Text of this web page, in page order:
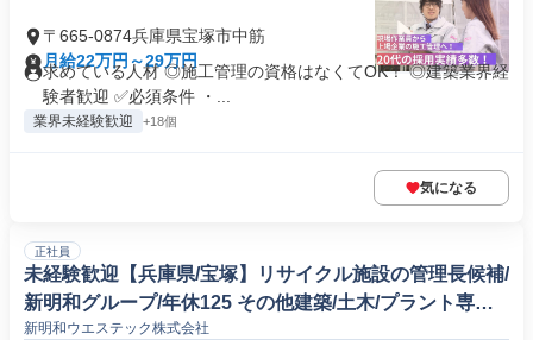
〒665-0874兵庫県宝塚市中筋
月給22万円～29万円
求めている人材 ◎施工管理の資格はなくてOK！ ◎建築業界経
験者歓迎 ✅必須条件 ・...
業界未経験歓迎 +18個
気になる
正社員
未経験歓迎【兵庫県/宝塚】リサイクル施設の管理長候補/
新明和グループ/年休125 その他建築/土木/プラント専門
職
新明和ウエステック株式会社